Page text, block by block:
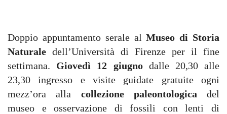
Doppio appuntamento serale alMuseo di Storia
Naturale dell’Università di Firenze per il fine
settimana. Giovedì 12 giugnodalle 20,30 alle
23,30 ingresso e visite guidate gratuite ogni
mezz’ora alla collezione paleontologica del
museo e osservazione di fossili con lenti di